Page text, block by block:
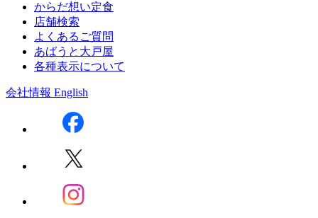
からだ想い定食
店舗検索
よくあるご質問
あばうと大戸屋
各種表示について
会社情報 English